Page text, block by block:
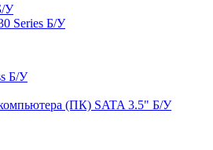
У
Series Б/У
Б/У
(ПК) SATA 3.5" Б/У